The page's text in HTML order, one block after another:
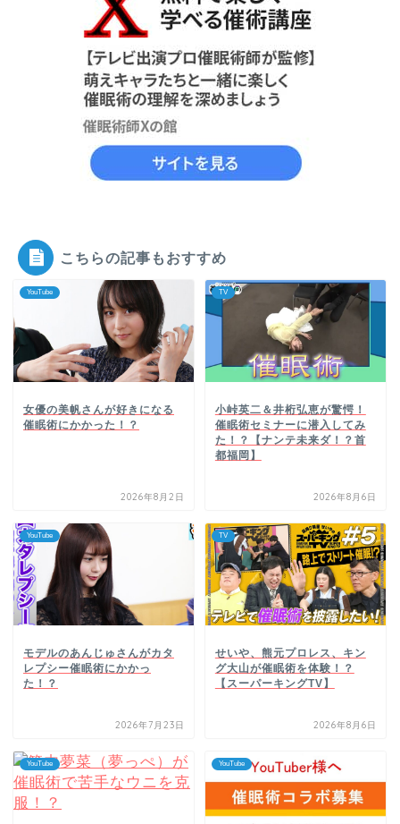
こちらの記事もおすすめ
YouTube
女優の美帆さんが好きになる
催眠術にかかった！？
2026年8月2日
TV
小峠英二＆井桁弘恵が驚愕！
催眠術セミナーに潜入してみ
た！？【ナンテ未来ダ！？首
都福岡】
2026年8月6日
YouTube
モデルのあんじゅさんがカタ
レプシー催眠術にかかっ
た！？
2026年7月23日
TV
せいや、熊元プロレス、キン
グ大山が催眠術を体験！？
【スーパーキングTV】
2026年8月6日
YouTube YouTube